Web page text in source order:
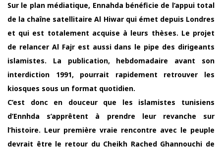
Sur le plan médiatique, Ennahda bénéficie de l’appui total
de la chaîne satellitaire Al Hiwar qui émet depuis Londres
et qui est totalement acquise à leurs thèses. Le projet
de relancer Al Fajr est aussi dans le pipe des dirigeants
islamistes. La publication, hebdomadaire avant son
interdiction 1991, pourrait rapidement retrouver les
kiosques sous un format quotidien.
C’est donc en douceur que les islamistes tunisiens
d’Ennhda s’apprêtent à prendre leur revanche sur
l’histoire. Leur première vraie rencontre avec le peuple
devrait être le retour du Cheikh Rached Ghannouchi de